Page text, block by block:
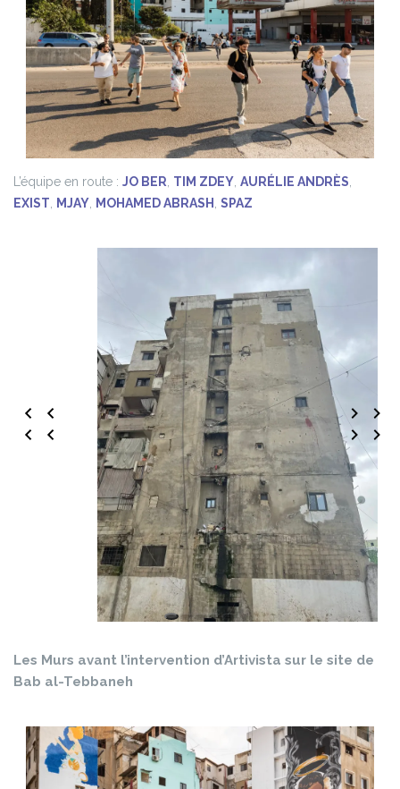
L’équipe en route : JO BER, TIM ZDEY, AURÉLIE ANDRÈS,
EXIST, MJAY, MOHAMED ABRASH , SPAZ
Les Murs avant l’intervention d’Artivista sur le site de
Bab al-Tebbaneh